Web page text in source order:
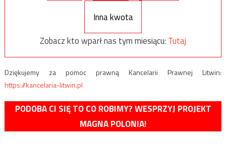
Inna kwota
Zobacz kto wparł nas tym miesiącu: Tutaj
Dziękujemy za pomoc prawną Kancelarii Prawnej Litwin:
https://kancelaria-litwin.pl
PODOBA CI SIĘ TO CO ROBIMY? WESPRZYJ PROJEKT
MAGNA POLONIA!